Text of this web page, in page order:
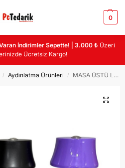
0
İndirimler Sepette! |3.000 ₺ Üzeri
Ücretsiz Kargo!
/ Aydınlatma Ürünleri / MASA ÜSTÜ LAMBA MANTAR BEYAZ